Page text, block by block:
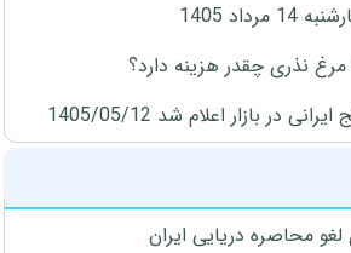
1405
نذری چقدر هزینه دارد؟
در بازار اعلام شد 1405/05/12
محاصره دریایی ایران